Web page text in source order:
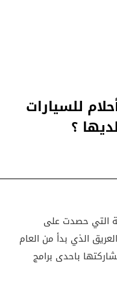
للسيارات
؟
التي حصدت على
الذي بدأ من العام
باحدى برامج